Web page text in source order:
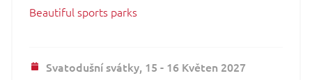
Beautiful sports parks
Svatodušní svátky, 15 - 16 Květen 2027